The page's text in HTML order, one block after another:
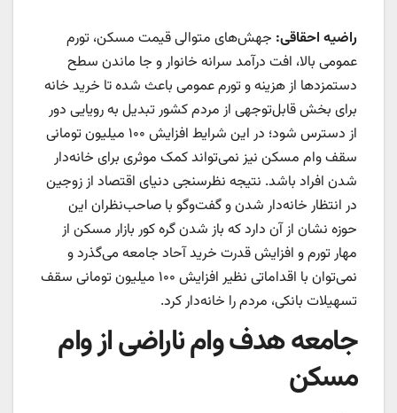
راضیه احقاقی: جهش‌‌‌های متوالی قیمت مسکن، تورم
عمومی بالا، افت درآمد سرانه خانوار و جا ماندن سطح
دستمزدها از هزینه و تورم عمومی باعث شده تا خرید خانه
برای بخش قابل‌توجهی از مردم کشور تبدیل به رویایی دور
از دسترس شود؛ در این شرایط افزایش ۱۰۰ میلیون تومانی
سقف وام مسکن نیز نمی‌تواند کمک موثری برای خانه‌‌‌دار
شدن افراد باشد. نتیجه نظرسنجی دنیای اقتصاد از زوجین
در انتظار خانه‌‌‌دار شدن و گفت‌‌‌وگو با صاحب‌‌‌نظران این
حوزه نشان از آن دارد که باز شدن گره کور بازار مسکن از
مهار تورم و افزایش قدرت خرید آحاد جامعه می‌‌‌گذرد و
نمی‌توان با اقداماتی نظیر افزایش ۱۰۰ میلیون تومانی سقف
تسهیلات بانکی، مردم را خانه‌‌‌دار کرد.
جامعه هدف وام ناراضی از وام
مسکن